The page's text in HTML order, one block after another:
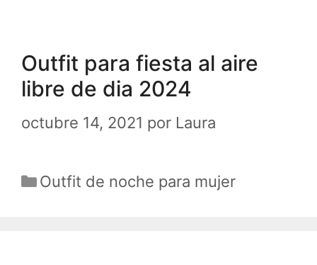
Outfit para fiesta al aire
libre de dia 2024
octubre 14, 2021 por Laura
Categorías
Outfit de noche para mujer